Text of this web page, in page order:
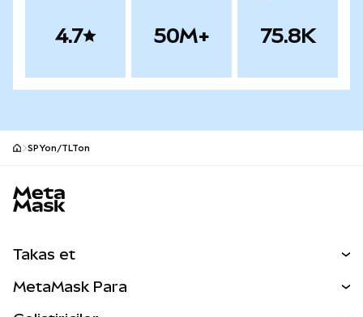
4.7 50M+ 75.8K
SPYon/TLTon
Takas et
MetaMask Para